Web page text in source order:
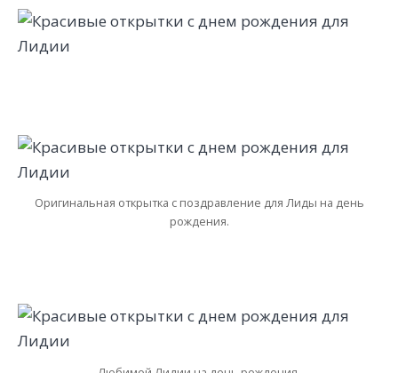
Оригинальная открытка с поздравление для Лиды на день
рождения.